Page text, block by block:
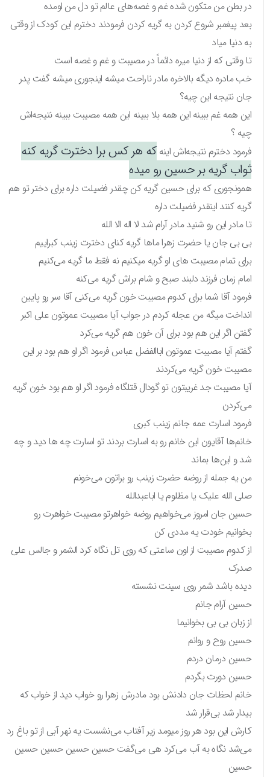
در بطن من متکون شده غم و غصه‌های عالم تو دل من اومده
بعد پیغمبر شروع کردن به گریه کردن فرمودند دخترم این کودک از وقتی
به دنیا میاد
تا وقتی که از دنیا میره دائماً در مصیبت و غم و غصه است
خب مادره دیگه بالاخره مادر ناراحت میشه اینجوری میشه گفت پدر
جان نتیجه این چیه؟
این همه غم ببینه این همه بلا ببینه این همه مصیبت ببینه نتیجه‌اش
چیه ؟
فرمود دخترم نتیجه‌اش اینهکه هر کس برا دخترت گریه کنه
ثواب گریه بر حسین رو میده
همونجوری که برای حسین گریه کن چقدر فضیلت داره برای دختر تو هم
گریه کنند اینقدر فضیلت داره
تا مادر این رو شنید مادر آرام شد لا اله الا الله
بی بی جان یا حضرت زهرا ماها گریه کنای دخترت زینب کبراییم
برای تمام مصیبت های او گریه میکنیم نه فقط ما گریه می‌کنیم
امام زمان فرزند دلبند صبح و شام براش گریه می‌کنه
فرمود آقا شما برای کدوم مصیبت خون گریه می‌کنی آقا سر رو پایین
انداخت میگه من عجله کردم در جواب آیا مصیبت عموتون علی اکبر
گفتن اگر این هم بود برای آن خون هم گریه می‌کرد
گفتم آیا مصیبت عموتون اباالفضل عباس فرمود اگر او هم بود بر این
مصیبت خون گریه می‌کردند
آیا مصیبت جد غریبتون تو گودال قتلگاه فرمود اگر او هم بود خون گریه
می‌کردن
فرمود اسارت عمه جانم زینب کبری
خانم‌ها آقایون این خانم رو به اسارت بردند تو اسارت چه ها دید و چه
شد و این‌ها بماند
من یه جمله از روضه حضرت زینب رو براتون می‌خونم
صلی الله علیک یا مظلوم یا اباعبدالله
حسین جان امروز می‌خواهیم روضه خواهرتو مصیبت خواهرت رو
بخوانیم خودت یه مددی کن
از کدوم مصیبت از اون ساعتی که روی تل نگاه کرد الشمر و جالس علی
صدرک
دیده باشد شمر روی سینت نشسته
حسین آرام جانم
از زبان بی بی بخوانیما
حسین روح و روانم
حسین درمان دردم
حسین دورت بگردم
خانم لحظات جان دادنش بود مادرش زهرا رو خواب دید از خواب که
بیدار شد بی‌قرار شد
کارش این بود هر روز میومد زیر آفتاب می‌نشست یه نهر آبی از تو باغ رد
می‌شد نگاه به آب می‌کرد هی می‌گفت حسین حسین حسین حسین
حسین